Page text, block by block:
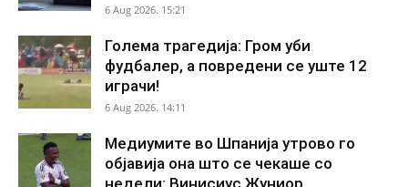
6 Aug 2026. 15:21
Голема трагедија: Гром уби
фудбалер, а повредени се уште 12
играчи!
6 Aug 2026. 14:11
Медиумите во Шпанија утрово го
објавија она што се чекаше со
недели: Винисиус Жуниор...